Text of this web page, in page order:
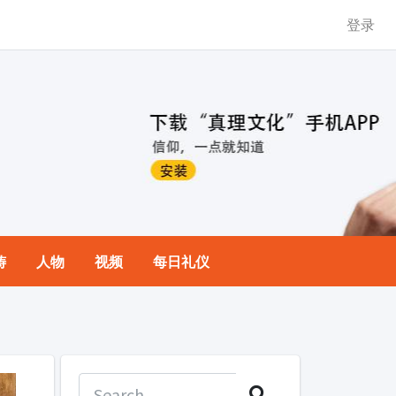
登录
人物 视频 每日礼仪